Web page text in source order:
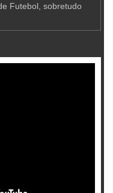
Futebol, sobretudo